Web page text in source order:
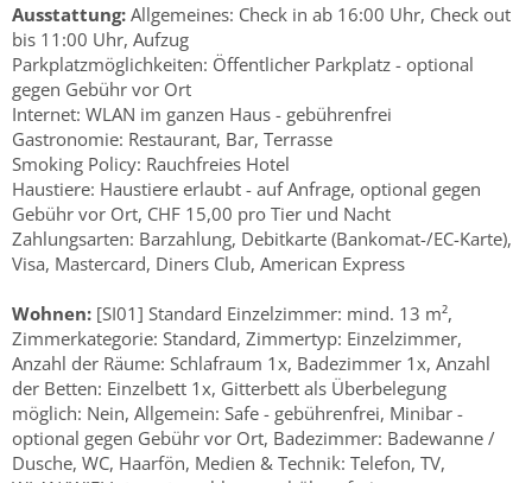
Ausstattung: Allgemeines: Check in ab 16:00 Uhr, Check out
bis 11:00 Uhr, Aufzug
Parkplatzmöglichkeiten: Öffentlicher Parkplatz - optional
gegen Gebühr vor Ort
Internet: WLAN im ganzen Haus - gebührenfrei
Gastronomie: Restaurant, Bar, Terrasse
Smoking Policy: Rauchfreies Hotel
Haustiere: Haustiere erlaubt - auf Anfrage, optional gegen
Gebühr vor Ort, CHF 15,00 pro Tier und Nacht
Zahlungsarten: Barzahlung, Debitkarte (Bankomat-/EC-Karte),
Visa, Mastercard, Diners Club, American Express
Wohnen: [SI01] Standard Einzelzimmer: mind. 13 m²,
Zimmerkategorie: Standard, Zimmertyp: Einzelzimmer,
Anzahl der Räume: Schlafraum 1x, Badezimmer 1x, Anzahl
der Betten: Einzelbett 1x, Gitterbett als Überbelegung
möglich: Nein, Allgemein: Safe - gebührenfrei, Minibar -
optional gegen Gebühr vor Ort, Badezimmer: Badewanne /
Dusche, WC, Haarfön, Medien & Technik: Telefon, TV,